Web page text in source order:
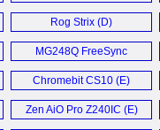
Rog Strix (D)
MG248Q FreeSync
Monitor (E)
Chromebit CS10 (E)
Zen AiO Pro Z240IC (E)